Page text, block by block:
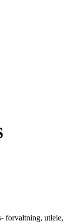
forvaltning, utleie,